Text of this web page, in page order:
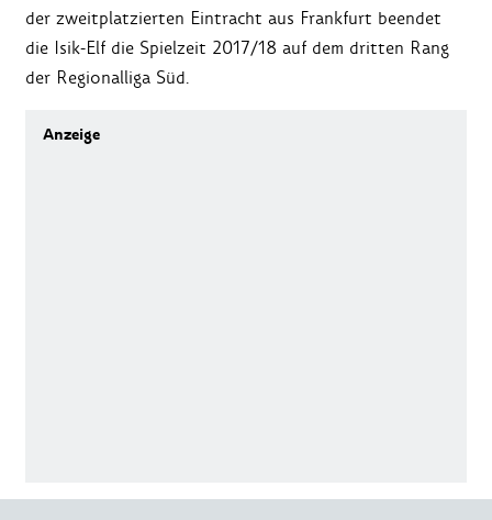
der zweitplatzierten Eintracht aus Frankfurt beendet
die Isik-Elf die Spielzeit 2017/18 auf dem dritten Rang
der Regionalliga Süd.